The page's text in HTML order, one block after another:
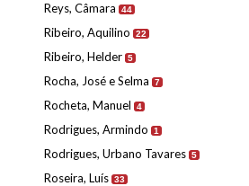
Reys, Câmara 44
Ribeiro, Aquilino 22
Ribeiro, Helder 5
Rocha, José e Selma 7
Rocheta, Manuel 4
Rodrigues, Armindo 1
Rodrigues, Urbano Tavares 5
Roseira, Luís 33